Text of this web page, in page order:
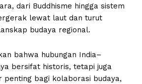
dari Buddhisme hingga sistem
lewat laut dan turut
budaya regional.
bahwa hubungan India–
bersifat historis, tetapi juga
penting bagi kolaborasi budaya,